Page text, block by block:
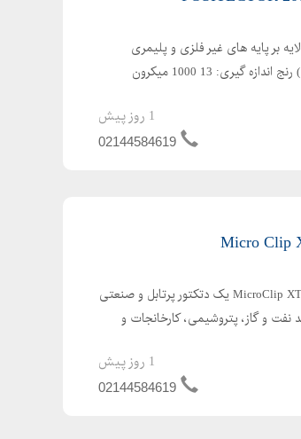
بر پایه های غیر فلزی و پلیمری
(لاستیک ،پلاستیک،بتن، چوب،آسفالت،مواد کامپوزیت و ) رنج اندازه گیری: 13 1000 میکرون
1 روز پیش
02144584619
گازسنج چهارگازه Honeywell مدل MicroClip XT گازسنج MicroClip XT یک دتکتور پرتابل و صنعتی
مانند نفت و گاز، پتروشیمی، کارخانجات و
1 روز پیش
02144584619